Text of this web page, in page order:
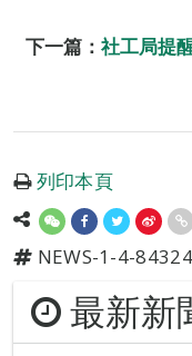
下一篇： 社工局提
列印本頁
NEWS-1-4-
最新新